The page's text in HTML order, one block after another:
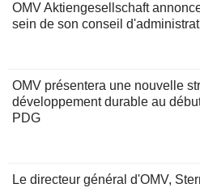
OMV Aktiengesellschaft
sein de son conseil
OMV présentera une nouvelle
développement durable au
PDG
Le directeur général d'OMV,